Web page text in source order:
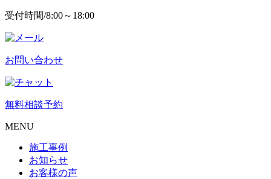
受付時間/8:00～18:00
お問い合わせ
無料相談予約
MENU
施工事例
お知らせ
お客様の声